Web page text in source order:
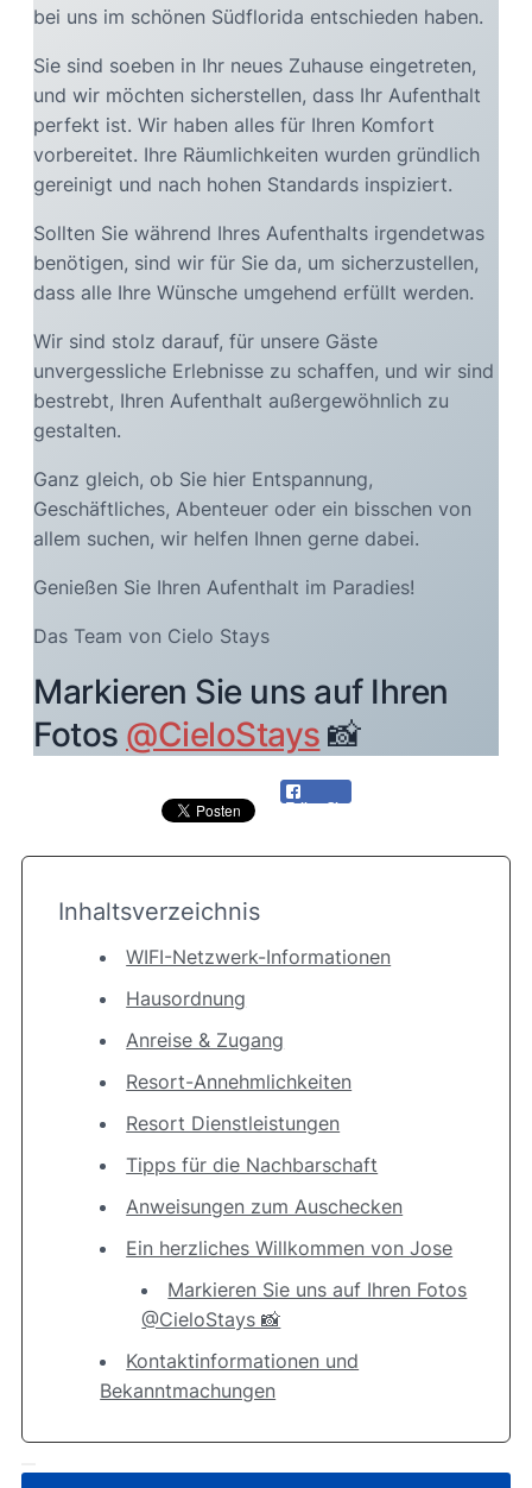
bei uns im schönen Südflorida entschieden haben.
Sie sind soeben in Ihr neues Zuhause eingetreten,
und wir möchten sicherstellen, dass Ihr Aufenthalt
perfekt ist. Wir haben alles für Ihren Komfort
vorbereitet. Ihre Räumlichkeiten wurden gründlich
gereinigt und nach hohen Standards inspiziert.
Sollten Sie während Ihres Aufenthalts irgendetwas
benötigen, sind wir für Sie da, um sicherzustellen,
dass alle Ihre Wünsche umgehend erfüllt werden.
Wir sind stolz darauf, für unsere Gäste
unvergessliche Erlebnisse zu schaffen, und wir sind
bestrebt, Ihren Aufenthalt außergewöhnlich zu
gestalten.
Ganz gleich, ob Sie hier Entspannung,
Geschäftliches, Abenteuer oder ein bisschen von
allem suchen, wir helfen Ihnen gerne dabei.
Genießen Sie Ihren Aufenthalt im Paradies!
Das Team von Cielo Stays
Markieren Sie uns auf Ihren
Fotos @CieloStays 📸
Teilen Sie
Inhaltsverzeichnis
WIFI-Netzwerk-Informationen
Hausordnung
Anreise & Zugang
Resort-Annehmlichkeiten
Resort Dienstleistungen
Tipps für die Nachbarschaft
Anweisungen zum Auschecken
Ein herzliches Willkommen von Jose
Markieren Sie uns auf Ihren Fotos
@CieloStays 📸
Kontaktinformationen und
Bekanntmachungen